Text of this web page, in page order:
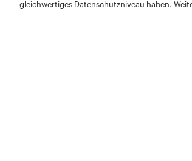
gleichwertiges Datenschutzniveau haben.